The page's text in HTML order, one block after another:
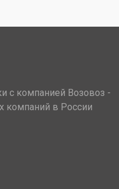
с компанией Возовоз -
компаний в России